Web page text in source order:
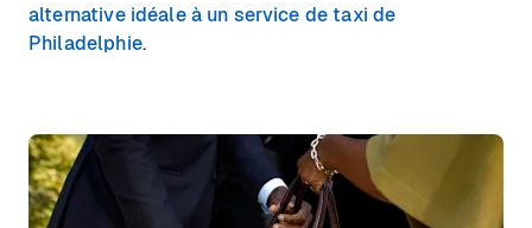
alternative idéale à un service de taxi de
Philadelphie.